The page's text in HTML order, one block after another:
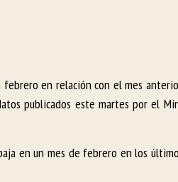
en relación con el mes
publicados este martes por el
en un mes de febrero en los